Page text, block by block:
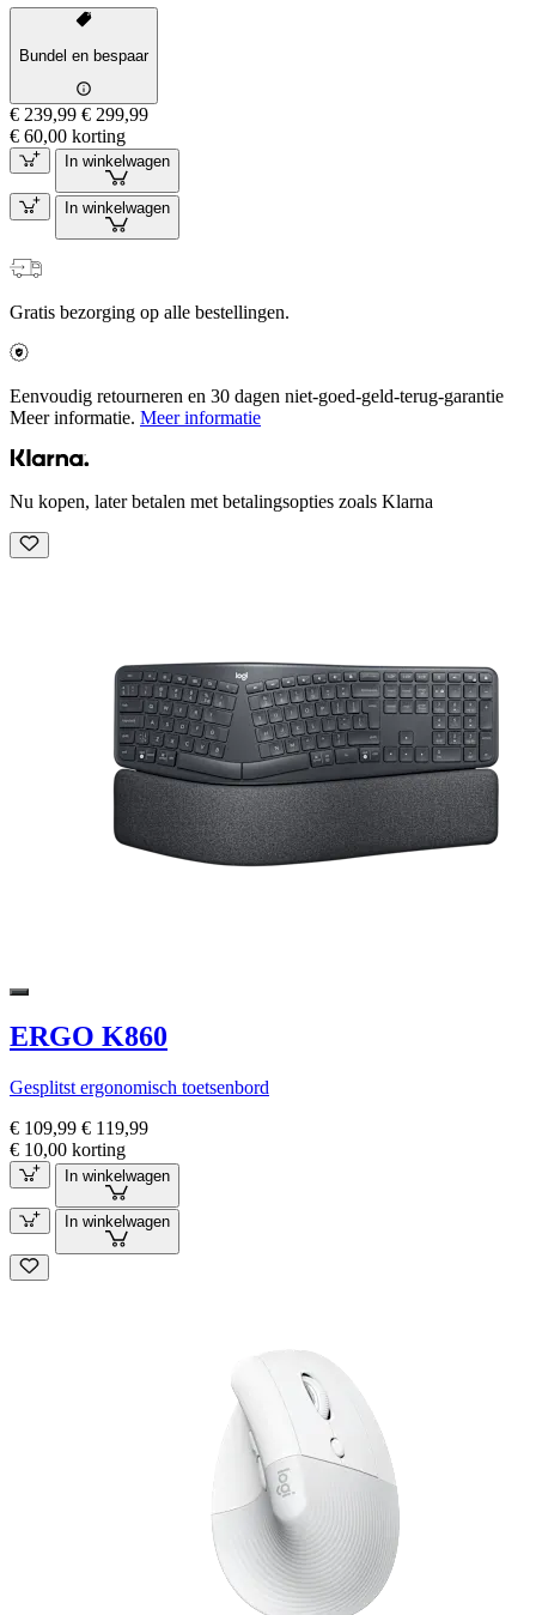
Bundel en bespaar
€ 239,99 € 299,99
€ 60,00 korting
In winkelwagen
In winkelwagen
Gratis bezorging op alle bestellingen.
Eenvoudig retourneren en 30 dagen niet-goed-geld-terug-garantie
Meer informatie. Meer informatie
Nu kopen, later betalen met betalingsopties zoals Klarna
ERGO K860
Gesplitst ergonomisch toetsenbord
€ 109,99 € 119,99
€ 10,00 korting
In winkelwagen
In winkelwagen